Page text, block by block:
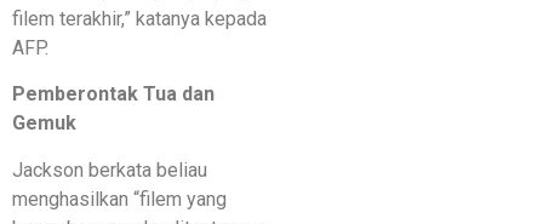
filem terakhir,” katanya kepada
AFP.
Pemberontak Tua dan
Gemuk
Jackson berkata beliau
menghasilkan “filem yang